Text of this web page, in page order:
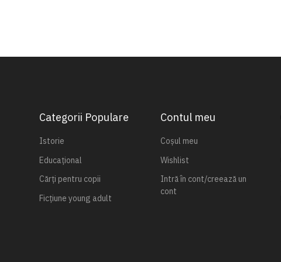
Categorii Populare
Istorie
Educațional
Cărți pentru copii
Ficțiune young adult
Contul meu
Coșul meu
Wishlist
Intră în cont/creează un
cont